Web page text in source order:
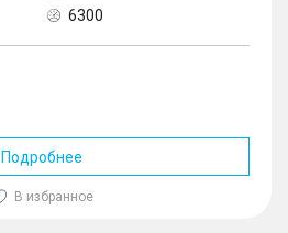
6300
Подробнее
В избранное